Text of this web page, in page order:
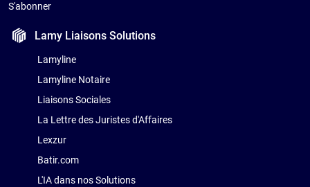
S'abonner
Lamy LiaisonsSolutions
Lamyline
Lamyline Notaire
Liaisons Sociales
La Lettre des Juristes d'Affaires
Lexzur
Batir.com
L'IA dans nos Solutions